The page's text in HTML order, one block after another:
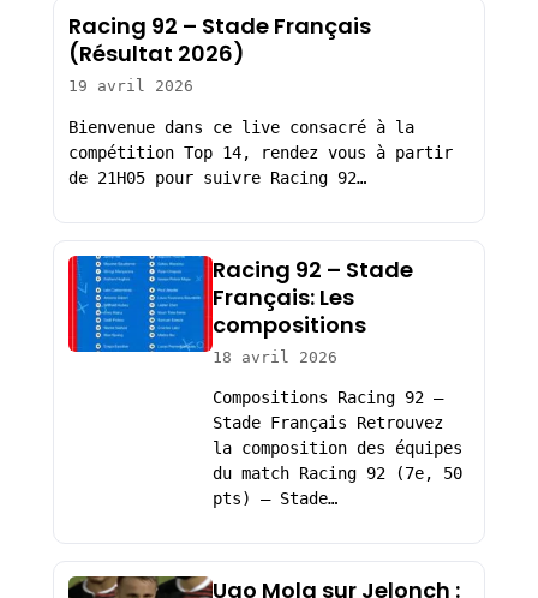
Racing 92 – Stade Français
(Résultat 2026)
19 avril 2026
Bienvenue dans ce live consacré à la
compétition Top 14, rendez vous à partir
de 21H05 pour suivre Racing 92…
Racing 92 – Stade
Français: Les
compositions
18 avril 2026
Compositions Racing 92 –
Stade Français Retrouvez
la composition des équipes
du match Racing 92 (7e, 50
pts) – Stade…
Ugo Mola sur Jelonch :